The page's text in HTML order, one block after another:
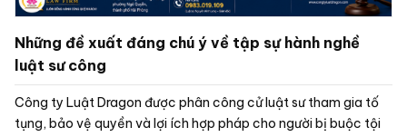
Những đề xuất đáng chú ý về tập sự hành nghề
luật sư công
Công ty Luật Dragon được phân công cử luật sư tham gia tố
tụng, bảo vệ quyền và lợi ích hợp pháp cho người bị buộc tội